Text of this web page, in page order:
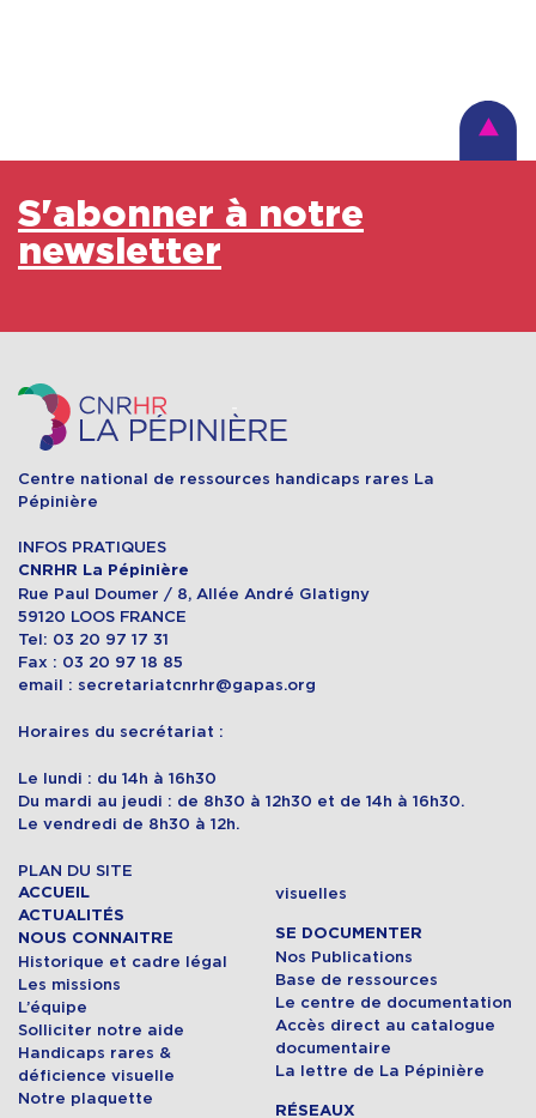
S'abonner à notre
newsletter
Centre national de ressources handicaps rares La
Pépinière
INFOS PRATIQUES
CNRHR La Pépinière
Rue Paul Doumer / 8, Allée André Glatigny
59120 LOOS FRANCE
Tel: 03 20 97 17 31
Fax : 03 20 97 18 85
email : secretariatcnrhr@gapas.org
Horaires du secrétariat :
Le lundi : du 14h à 16h30
Du mardi au jeudi : de 8h30 à 12h30 et de 14h à 16h30.
Le vendredi de 8h30 à 12h.
PLAN DU SITE
ACCUEIL
ACTUALITÉS
NOUS CONNAITRE
Historique et cadre légal
Les missions
L’équipe
Solliciter notre aide
Handicaps rares &
déficience visuelle
Notre plaquette
visuelles
SE DOCUMENTER
Nos Publications
Base de ressources
Le centre de documentation
Accès direct au catalogue
documentaire
La lettre de La Pépinière
RÉSEAUX